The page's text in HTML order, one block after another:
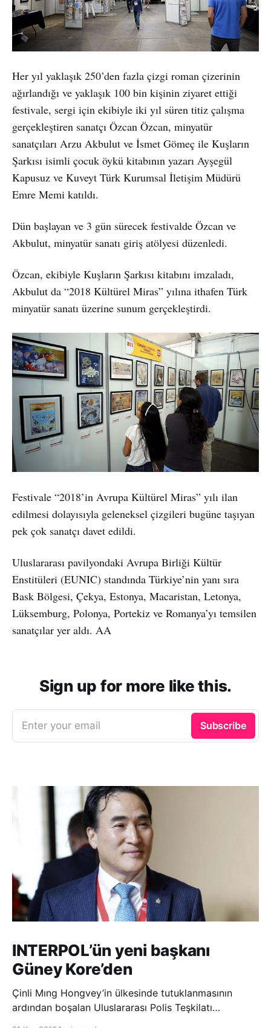
Her yıl yaklaşık 250’den fazla çizgi roman çizerinin
ağırlandığı ve yaklaşık 100 bin kişinin ziyaret ettiği
festivale, sergi için ekibiyle iki yıl süren titiz çalışma
gerçekleştiren sanatçı Özcan Özcan, minyatür
sanatçıları Arzu Akbulut ve İsmet Gömeç ile Kuşların
Şarkısı isimli çocuk öykü kitabının yazarı Ayşegül
Kapusuz ve Kuveyt Türk Kurumsal İletişim Müdürü
Emre Memi katıldı.
Dün başlayan ve 3 gün sürecek festivalde Özcan ve
Akbulut, minyatür sanatı giriş atölyesi düzenledi.
Özcan, ekibiyle Kuşların Şarkısı kitabını imzaladı,
Akbulut da “2018 Kültürel Miras” yılına ithafen Türk
minyatür sanatı üzerine sunum gerçekleştirdi.
Festivale “2018’in Avrupa Kültürel Miras” yılı ilan
edilmesi dolayısıyla geleneksel çizgileri bugüne taşıyan
pek çok sanatçı davet edildi.
Uluslararası pavilyondaki Avrupa Birliği Kültür
Enstitüleri (EUNIC) standında Türkiye’nin yanı sıra
Bask Bölgesi, Çekya, Estonya, Macaristan, Letonya,
Lüksemburg, Polonya, Portekiz ve Romanya’yı temsilen
sanatçılar yer aldı. AA
Sign up for more like this.
Enter your email Subscribe
INTERPOL’ün yeni başkanı
Güney Kore’den
Çinli Mıng Hongvey’in ülkesinde tutuklanmasının
ardından boşalan Uluslararası Polis Teşkilatı